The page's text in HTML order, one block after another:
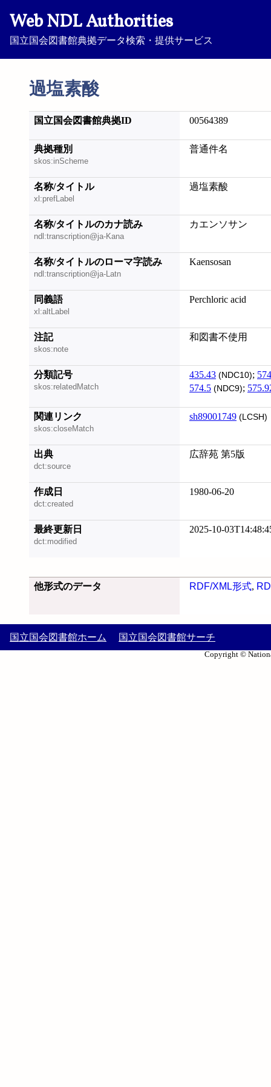
Web NDL Authorities
国立国会図書館典拠データ検索・提供サービス
過塩素酸
国立国会図書館典拠ID 00564389
典拠種別
skos:inScheme
普通件名
名称/タイトル
xl:prefLabel
過塩素酸
名称/タイトルのカナ読み
ndl:transcription@ja-Kana
カエンソサン
名称/タイトルのローマ字読み
ndl:transcription@ja-Latn
Kaensosan
同義語
xl:altLabel
Perchloric acid
注記
skos:note
和図書不使用
分類記号
skos:relatedMatch
435.43 (NDC10);
574.5 (NDC9);
関連リンク
skos:closeMatch
sh89001749 (LCSH)
出典
dct:source
広辞苑 第5版
作成日
dct:created
1980-06-20
最終更新日
dct:modified
2025-10-
他形式のデータ RDF/XML形式,
国立国会図書館ホーム 国立国会図書館サーチ
Copyright ©